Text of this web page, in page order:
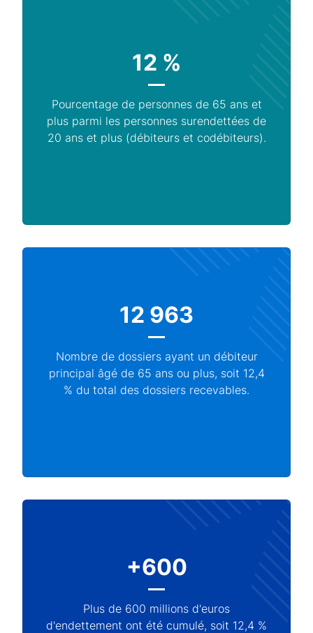
12 %
Pourcentage de personnes de 65 ans et
plus parmi les personnes surendettées de
20 ans et plus (débiteurs et codébiteurs).
12 963
Nombre de dossiers ayant un débiteur
principal âgé de 65 ans ou plus, soit 12,4
% du total des dossiers recevables.
+600
Plus de 600 millions d'euros
d'endettement ont été cumulé, soit 12,4 %